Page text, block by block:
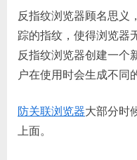
反指纹浏览器顾名思义
踪的指纹，使得浏览器
反指纹浏览器创建一个
户在使用时会生成不同
防关联浏览器大部分时
上面。